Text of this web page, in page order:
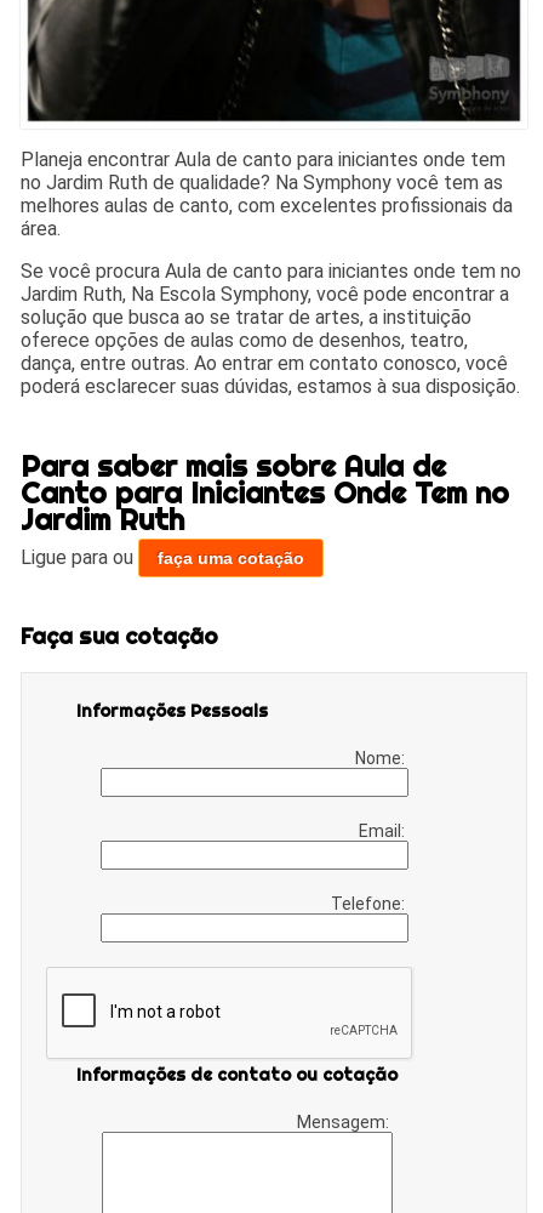
Planeja encontrar Aula de canto para iniciantes onde tem
no Jardim Ruth de qualidade? Na Symphony você tem as
melhores aulas de canto, com excelentes profissionais da
área.
Se você procura Aula de canto para iniciantes onde tem no
Jardim Ruth, Na Escola Symphony, você pode encontrar a
solução que busca ao se tratar de artes, a instituição
oferece opções de aulas como de desenhos, teatro,
dança, entre outras. Ao entrar em contato conosco, você
poderá esclarecer suas dúvidas, estamos à sua disposição.
Para saber mais sobre Aula de
Canto para Iniciantes Onde Tem no
Jardim Ruth
Ligue paraou faça uma cotação
Faça sua cotação
Informações Pessoais
Nome:
Email:
Telefone:
Informações de contato ou cotação
Mensagem: